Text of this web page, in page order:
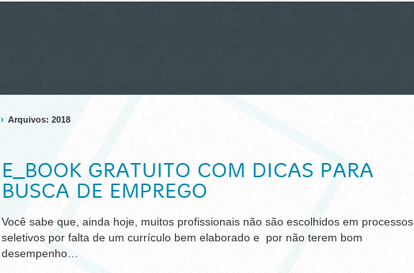
› Arquivos: 2018
E_BOOK GRATUITO COM DICAS PARA
BUSCA DE EMPREGO
Você sabe que, ainda hoje, muitos profissionais não são escolhidos em processos
seletivos por falta de um currículo bem elaborado e por não terem bom
desempenho…